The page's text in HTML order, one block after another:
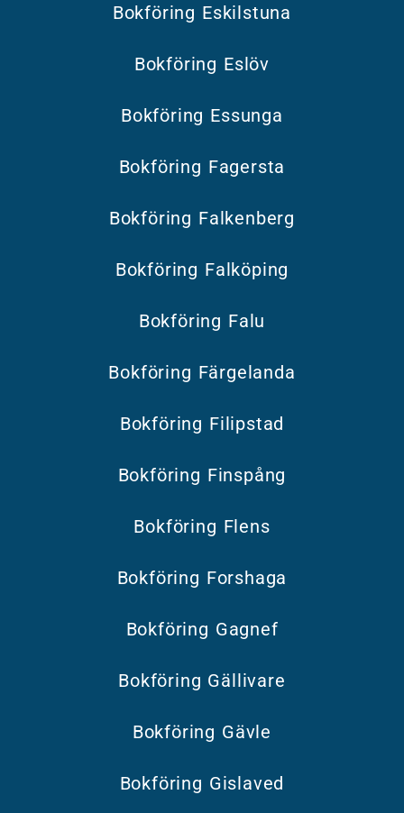
Bokföring Eskilstuna
Bokföring Eslöv
Bokföring Essunga
Bokföring Fagersta
Bokföring Falkenberg
Bokföring Falköping
Bokföring Falu
Bokföring Färgelanda
Bokföring Filipstad
Bokföring Finspång
Bokföring Flens
Bokföring Forshaga
Bokföring Gagnef
Bokföring Gällivare
Bokföring Gävle
Bokföring Gislaved